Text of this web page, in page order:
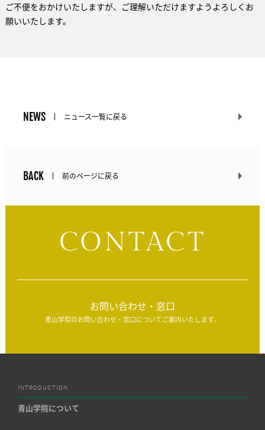
ご不便をおかけいたしますが、ご理解いただけますようよろしくお
願いいたします。
NEWS ニュース一覧に戻る
BACK 前のページに戻る
CONTACT
お問い合わせ・窓口
青山学院のお問い合わせ・窓口についてご案内いたします。
INTRODUCTION
青山学院について